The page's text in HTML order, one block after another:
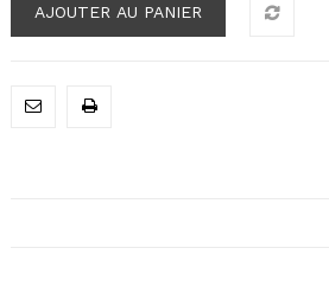
AJOUTER AU PANIER